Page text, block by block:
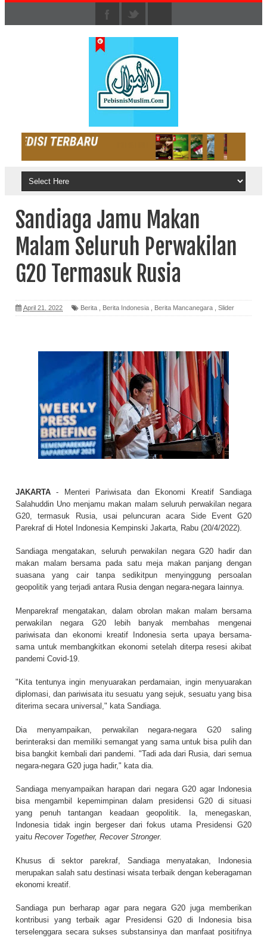
Sandiaga Jamu Makan
Malam Seluruh Perwakilan
G20 Termasuk Rusia
April 21, 2022 Berita Berita Indonesia Berita Mancanegara Slider
JAKARTA- Menteri Pariwisata dan Ekonomi Kreatif Sandiaga
Salahuddin Uno menjamu makan malam seluruh perwakilan negara
G20, termasuk Rusia, usai peluncuran acara Side Event G20
Parekraf di Hotel Indonesia Kempinski Jakarta, Rabu (20/4/2022).
Sandiaga mengatakan, seluruh perwakilan negara G20 hadir dan
makan malam bersama pada satu meja makan panjang dengan
suasana yang cair tanpa sedikitpun menyinggung persoalan
geopolitik yang terjadi antara Rusia dengan negara-negara lainnya.
Menparekraf mengatakan, dalam obrolan makan malam bersama
perwakilan negara G20 lebih banyak membahas mengenai
pariwisata dan ekonomi kreatif Indonesia serta upaya bersama-
sama untuk membangkitkan ekonomi setelah diterpa resesi akibat
pandemi Covid-19.
"Kita tentunya ingin menyuarakan perdamaian, ingin menyuarakan
diplomasi, dan pariwisata itu sesuatu yang sejuk, sesuatu yang bisa
diterima secara universal," kata Sandiaga.
Dia menyampaikan, perwakilan negara-negara G20 saling
berinteraksi dan memiliki semangat yang sama untuk bisa pulih dan
bisa bangkit kembali dari pandemi. "Tadi ada dari Rusia, dari semua
negara-negara G20 juga hadir," kata dia.
Sandiaga menyampaikan harapan dari negara G20 agar Indonesia
bisa mengambil kepemimpinan dalam presidensi G20 di situasi
yang penuh tantangan keadaan geopolitik. Ia, menegaskan,
Indonesia tidak ingin bergeser dari fokus utama Presidensi G20
yaitu Recover Together, Recover Stronger.
Khusus di sektor parekraf, Sandiaga menyatakan, Indonesia
merupakan salah satu destinasi wisata terbaik dengan keberagaman
ekonomi kreatif.
Sandiaga pun berharap agar para negara G20 juga memberikan
kontribusi yang terbaik agar Presidensi G20 di Indonesia bisa
terselenggara secara sukses substansinya dan manfaat positifnya